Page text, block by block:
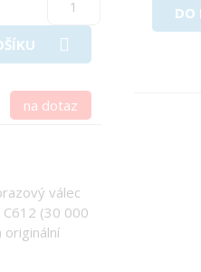
na dotaz
DO